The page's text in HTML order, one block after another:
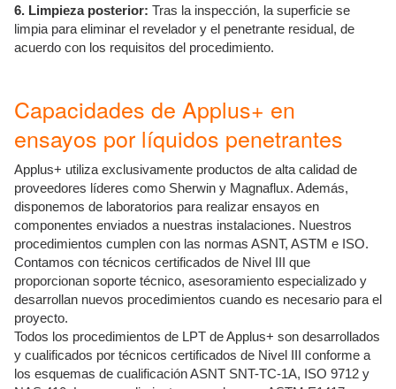
6. Limpieza posterior: Tras la inspección, la superficie se
limpia para eliminar el revelador y el penetrante residual, de
acuerdo con los requisitos del procedimiento.
Capacidades de Applus+ en
ensayos por líquidos penetrantes
Applus+ utiliza exclusivamente productos de alta calidad de
proveedores líderes como Sherwin y Magnaflux. Además,
disponemos de laboratorios para realizar ensayos en
componentes enviados a nuestras instalaciones. Nuestros
procedimientos cumplen con las normas ASNT, ASTM e ISO.
Contamos con técnicos certificados de Nivel III que
proporcionan soporte técnico, asesoramiento especializado y
desarrollan nuevos procedimientos cuando es necesario para el
proyecto.
Todos los procedimientos de LPT de Applus+ son desarrollados
y cualificados por técnicos certificados de Nivel III conforme a
los esquemas de cualificación ASNT SNT-TC-1A, ISO 9712 y